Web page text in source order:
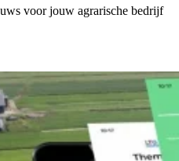
voor jouw agrarische bedrijf